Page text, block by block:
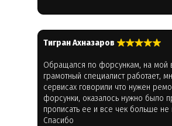
Тигран Ахназаров
Обращался по форсункам, на мой
грамотный специалист работает,
сервисах говорили что нужен
форсунки, оказалось нужно было
прописать ее и все чек больше не
Спасибо